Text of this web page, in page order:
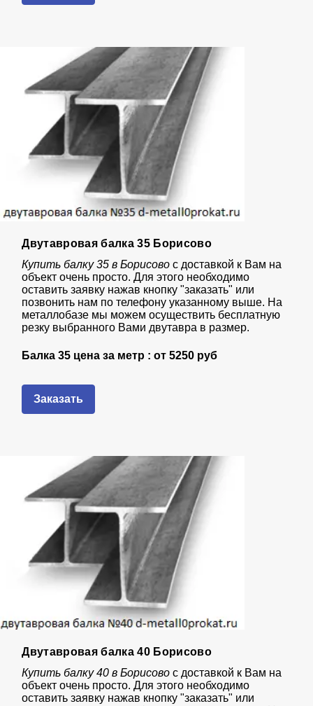
Двутавровая балка 35 Борисово
Купить балку 35 в Борисовос доставкой к Вам на
объект очень просто. Для этого необходимо
оставить заявку нажав кнопку "заказать" или
позвонить нам по телефону указанному выше. На
металлобазе мы можем осуществить бесплатную
резку выбранного Вами двутавра в размер.
Балка 35 цена за метр : от5250 руб
Заказать
Двутавровая балка 40 Борисово
Купить балку 40 в Борисовос доставкой к Вам на
объект очень просто. Для этого необходимо
оставить заявку нажав кнопку "заказать" или